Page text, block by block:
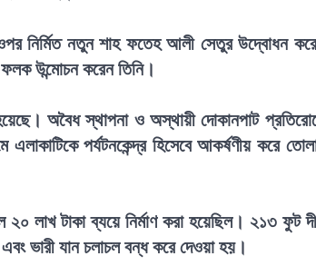
নির্মিত নতুন শাহ ফতেহ আলী সেতুর উদ্বোধন
উন্মোচন করেন তিনি।
অবৈধ স্থাপনা ও অস্থায়ী দোকানপাট
পর্যটনকেন্দ্র হিসেবে আকর্ষণীয় করে
লাখ টাকা ব্যয়ে নির্মাণ করা হয়েছিল। ২১৩ ফুট
ভারী যান চলাচল বন্ধ করে দেওয়া হয়।